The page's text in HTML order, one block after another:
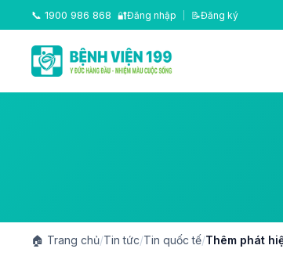
📞 1900 986 868 🔐Đăng nhập 📝Đăng ký
🏠 Trang chủ/Tin tức/Tin quốc tế/Thêm phát